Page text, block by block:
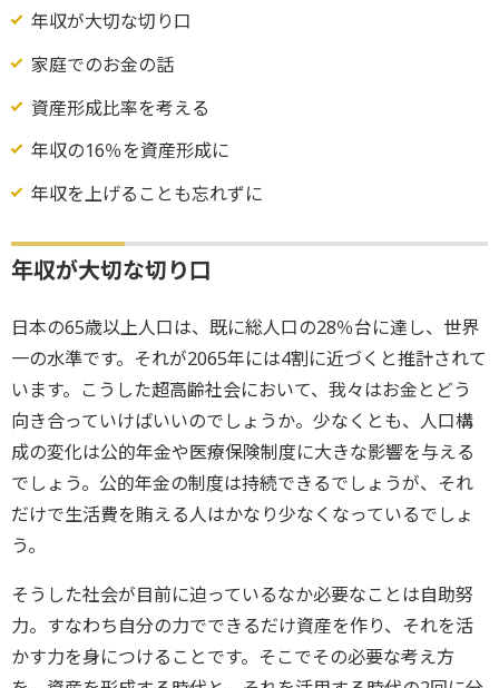
年収が大切な切り口
家庭でのお金の話
資産形成比率を考える
年収の16％を資産形成に
年収を上げることも忘れずに
年収が大切な切り口
日本の65歳以上人口は、既に総人口の28％台に達し、世界
一の水準です。それが2065年には4割に近づくと推計されて
います。こうした超高齢社会において、我々はお金とどう
向き合っていけばいいのでしょうか。少なくとも、人口構
成の変化は公的年金や医療保険制度に大きな影響を与える
でしょう。公的年金の制度は持続できるでしょうが、それ
だけで生活費を賄える人はかなり少なくなっているでしょ
う。
そうした社会が目前に迫っているなか必要なことは自助努
力。すなわち自分の力でできるだけ資産を作り、それを活
かす力を身につけることです。そこでその必要な考え方